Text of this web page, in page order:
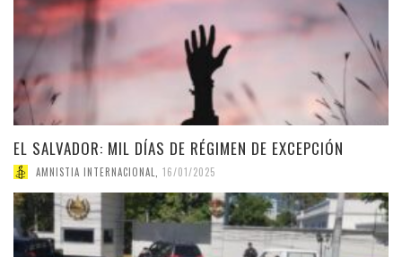
EL SALVADOR: MIL DÍAS DE RÉGIMEN DE EXCEPCIÓN
AMNISTIA INTERNACIONAL 16/01/2025